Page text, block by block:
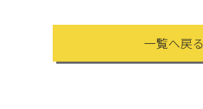
一覧へ戻る